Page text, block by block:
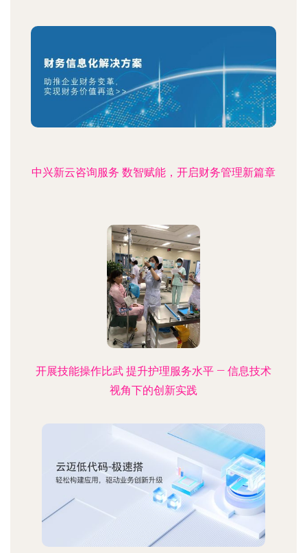
中兴新云咨询服务 数智赋能，开启财务管理新篇章
开展技能操作比武 提升护理服务水平 — 信息技术
视角下的创新实践